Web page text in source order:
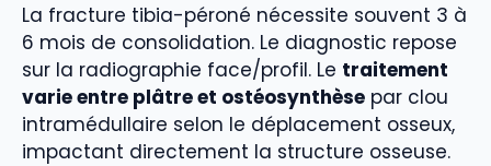
La fracture tibia-péroné nécessite souvent 3 à
6 mois de consolidation. Le diagnostic repose
sur la radiographie face/profil. Le traitement
varie entre plâtre et ostéosynthèse par clou
intramédullaire selon le déplacement osseux,
impactant directement la structure osseuse.